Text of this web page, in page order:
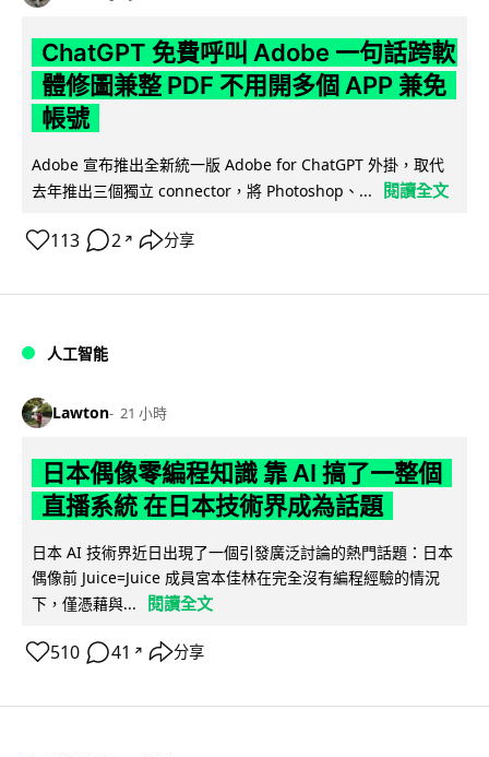
ChatGPT 免費呼叫 Adobe 一句話跨軟
體修圖兼整 PDF 不用開多個 APP 兼免
帳號
Adobe 宣布推出全新統一版 Adobe for ChatGPT 外掛，取代
去年推出三個獨立 connector，將 Photoshop、...
閱讀全文
113 2 ↗ 分享
人工智能
Lawton 21 小時
日本偶像零編程知識 靠 AI 搞了一整個
直播系統 在日本技術界成為話題
日本 AI 技術界近日出現了一個引發廣泛討論的熱門話題：日本
偶像前 Juice=Juice 成員宮本佳林在完全沒有編程經驗的情況
下，僅憑藉與...
閱讀全文
510 41 ↗ 分享